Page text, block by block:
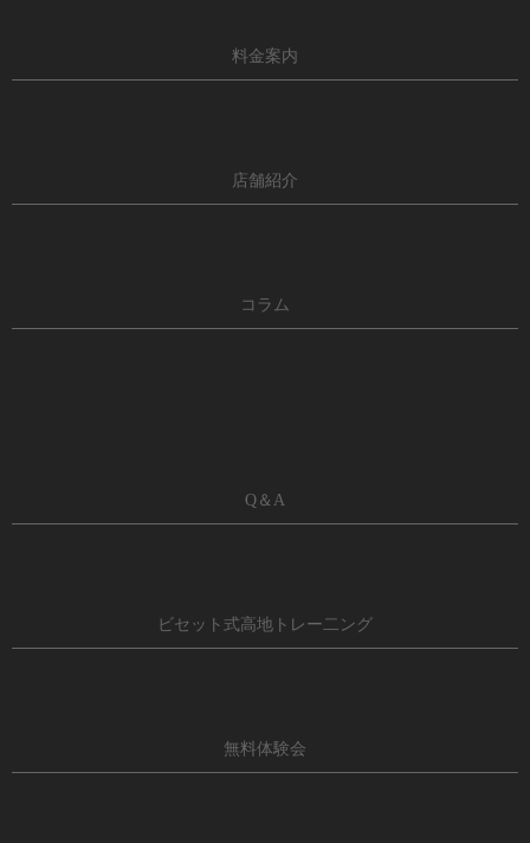
料金案内
店舗紹介
コラム
Q＆A
ビセット式高地トレー二ング
無料体験会